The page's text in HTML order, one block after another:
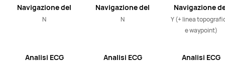
Navigazione del
Percorso con
N
Analisi ECG
Navigazione del
Percorso con
N
Analisi ECG
Navigazione
Percorso con
Mappa Offline
Y (+ linea
e waypoint)
Analisi ECG